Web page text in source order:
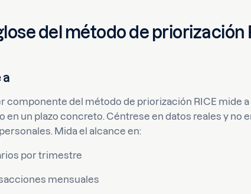
del método de priorización
a
componente del método de priorización RICE mide
en un plazo concreto. Céntrese en datos reales y no
Mida el alcance en:
por trimestre
mensuales